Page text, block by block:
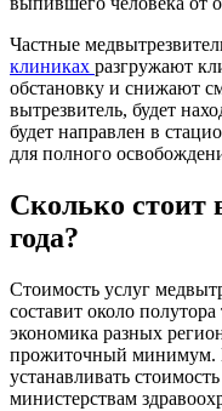
Частные
клиниках разгружают
обстановку и снижают
вытрезвитель, будет
будет направлен в
для полного
Сколько стоит
года?
Стоимость услуг
составит около
экономика разных
прожиточный минимум.
устанавливать
министерствам